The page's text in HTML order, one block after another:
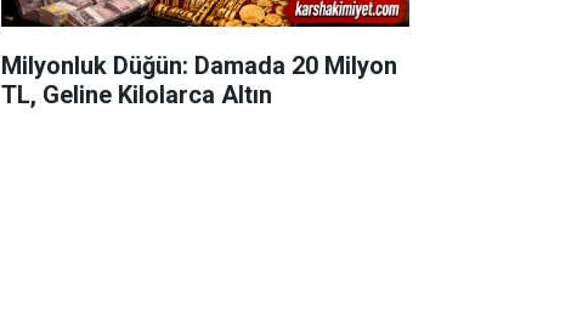
Milyonluk Düğün: Damada 20 Milyon
TL, Geline Kilolarca Altın